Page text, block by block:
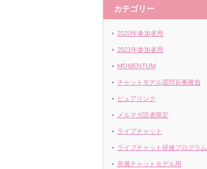
カテゴリー
2020年参加者用
2021年参加者用
MOMENTUM
チャットモデル質問百番勝負
ピュアリンク
メルマガ読者限定
ライブチャット
ライブチャット研修プログラム
所属チャットモデル用